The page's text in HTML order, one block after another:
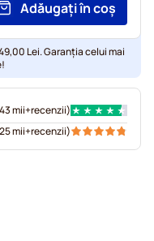
Adăugați în coș
Lei. Garanția celui mai
43 mii+recenzii)
mii+recenzii)